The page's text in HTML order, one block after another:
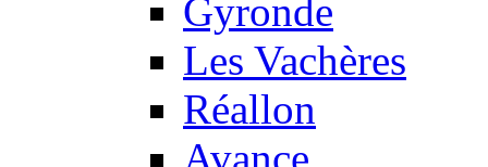
Gyronde
Les Vachères
Réallon